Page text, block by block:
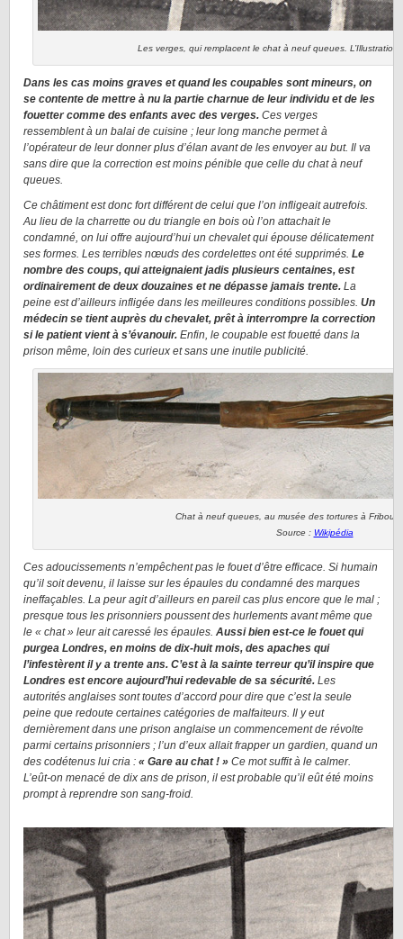
Les verges, qui remplacent le chat à neuf queues.
Dans les cas moins graves et quand les coupables sont mineurs, on
se contente de mettre à nu la partie charnue de leur individu et de les
fouetter comme des enfants avec des verges. Ces verges
ressemblent à un balai de cuisine ; leur long manche permet à
l’opérateur de leur donner plus d’élan avant de les envoyer au but. Il va
sans dire que la correction est moins pénible que celle du chat à neuf
queues.
Ce châtiment est donc fort différent de celui que l’on infligeait autrefois.
Au lieu de la charrette ou du triangle en bois où l’on attachait le
condamné, on lui offre aujourd’hui un chevalet qui épouse délicatement
ses formes. Les terribles nœuds des cordelettes ont été supprimés. Le
nombre des coups, qui atteignaient jadis plusieurs centaines, est
ordinairement de deux douzaines et ne dépasse jamais trente. La
peine est d’ailleurs infligée dans les meilleures conditions possibles. Un
médecin se tient auprès du chevalet, prêt à interrompre la correction
si le patient vient à s’évanouir. Enfin, le coupable est fouetté dans la
prison même, loin des curieux et sans une inutile publicité.
Chat à neuf queues, au musée des tortures à
Source : Wikipédia
Ces adoucissements n’empêchent pas le fouet d’être efficace. Si humain
qu’il soit devenu, il laisse sur les épaules du condamné des marques
ineffaçables. La peur agit d’ailleurs en pareil cas plus encore que le mal ;
presque tous les prisonniers poussent des hurlements avant même que
le « chat » leur ait caressé les épaules. Aussi bien est-ce le fouet qui
purgea Londres, en moins de dix-huit mois, des apaches qui
l’infestèrent il y a trente ans. C’est à la sainte terreur qu’il inspire que
Londres est encore aujourd’hui redevable de sa sécurité. Les
autorités anglaises sont toutes d’accord pour dire que c’est la seule
peine que redoute certaines catégories de malfaiteurs. Il y eut
dernièrement dans une prison anglaise un commencement de révolte
parmi certains prisonniers ; l’un d’eux allait frapper un gardien, quand un
des codétenus lui cria : « Gare au chat ! » Ce mot suffit à le calmer.
L’eût-on menacé de dix ans de prison, il est probable qu’il eût été moins
prompt à reprendre son sang-froid.